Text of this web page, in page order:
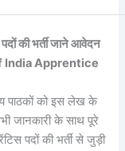
की भर्ती जाने आवेदन
India Apprentice
पाठकों को इस लेख के
जानकारी के साथ पूरे
पदों की भर्ती से जुड़ी